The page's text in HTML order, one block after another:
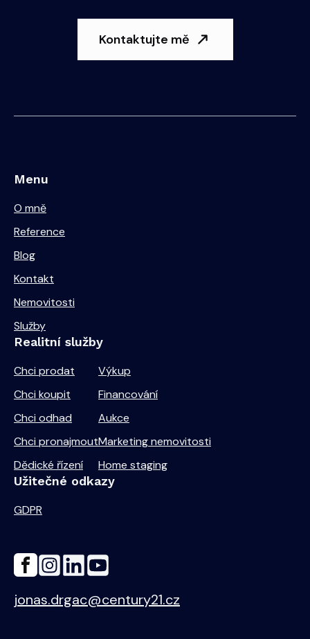
Kontaktujte mě
Menu
O mně
Reference
Blog
Kontakt
Nemovitosti
Služby
Realitní služby
Chci prodat
Chci koupit
Chci odhad
Chci pronajmout
Dědické řízení
Výkup
Financování
Aukce
Marketing nemovitosti
Home staging
Užitečné odkazy
GDPR
jonas.drgac@century21.cz